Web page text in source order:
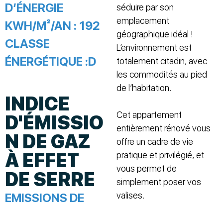
D’ÉNERGIE
KWH/M²/AN : 192
CLASSE
ÉNERGÉTIQUE :D
INDICE
D'ÉMISSIO
N DE GAZ
À EFFET
DE SERRE
EMISSIONS DE
séduire par son
emplacement
géographique idéal !
L’environnement est
totalement citadin, avec
les commodités au pied
de l’habitation.
Cet appartement
entièrement rénové vous
offre un cadre de vie
pratique et privilégié, et
vous permet de
simplement poser vos
valises.